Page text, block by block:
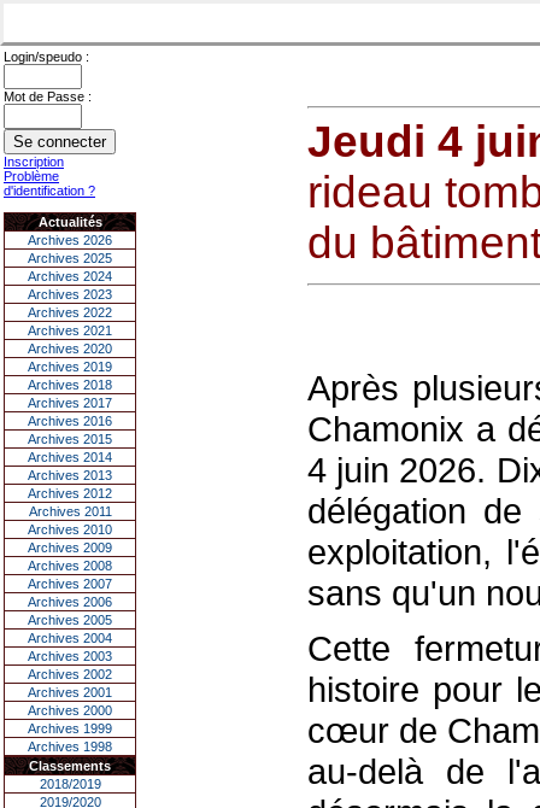
Login/speudo :
Mot de Passe :
Inscription
Problème
d'identification ?
Actualités
Archives 2026
Archives 2025
Archives 2024
Archives 2023
Archives 2022
Archives 2021
Archives 2020
Archives 2019
Archives 2018
Archives 2017
Archives 2016
Archives 2015
Archives 2014
Archives 2013
Archives 2012
Archives 2011
Archives 2010
Archives 2009
Archives 2008
Archives 2007
Archives 2006
Archives 2005
Archives 2004
Archives 2003
Archives 2002
Archives 2001
Archives 2000
Archives 1999
Archives 1998
Classements
2018/2019
2019/2020
Jeudi 4
rideau
du
Après
Chamonix a
4 juin 2026.
délégation
exploitation,
sans qu'un
Cette
histoire pour
cœur de
au-delà de